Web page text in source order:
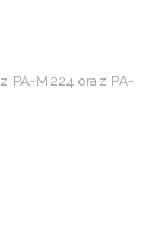
PA-M224 oraz PA-